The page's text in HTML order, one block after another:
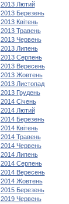
2013 Лютий
2013 Березень
2013 Квітень
2013 Травень
2013 Червень
2013 Липень
2013 Серпень
2013 Вересень
2013 Жовтень
2013 Листопад
2013 Грудень
2014 Січень
2014 Лютий
2014 Березень
2014 Квітень
2014 Травень
2014 Червень
2014 Липень
2014 Серпень
2014 Вересень
2014 Жовтень
2015 Березень
2019 Червень